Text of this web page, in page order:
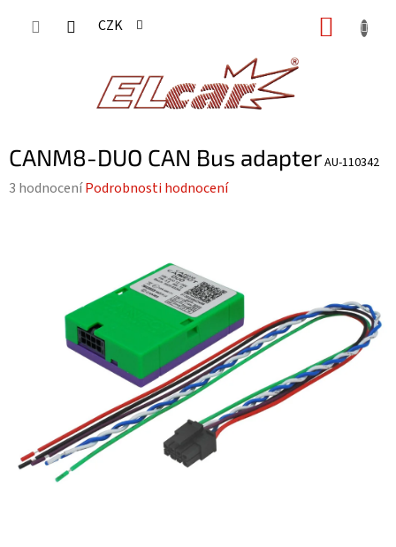
CZK
CANM8-DUO CAN Bus adapterAU-110342
Průměrné
hvězdiček.
3 hodnoceníPodrobnosti hodnocení